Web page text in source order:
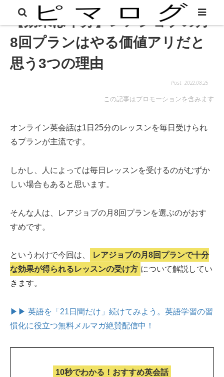
【効果は十分】レアジョブの月
8回プランはやる価値アリだと
思う3つの理由
2022.08.25
この記事はプロモーションを含みます
オンライン英会話は1日25分のレッスンを毎日受けられ
るプランが主流です。
しかし、人によっては毎日レッスンを受けるのがむずか
しい場合もあると思います。
そんな人は、レアジョブの月8回プランを選ぶのがおす
すめです。
というわけで今回は、
レアジョブの月8回プランで十分
な効果が得られるレッスンの受け方 について解説してい
きます。
▶▶ 英語を「21日間だけ」続けてみよう。 英語学習の習
慣化に役立つ無料メルマガ絶賛配信中！
10秒でわかる！おすすめ英会話